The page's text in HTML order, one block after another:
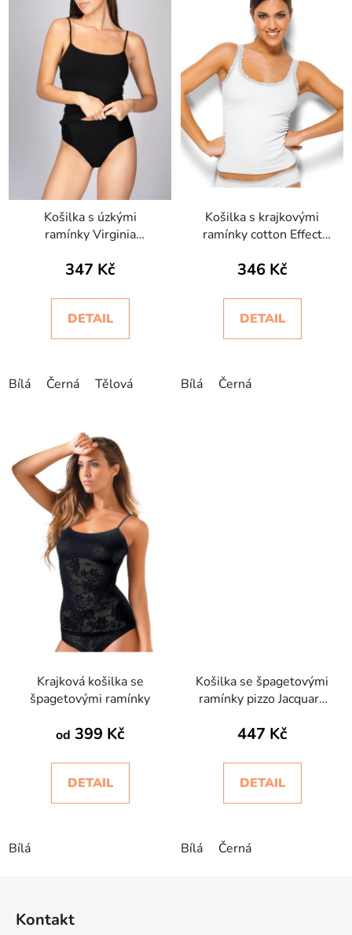
Košilka s úzkými
ramínky Virginia
347 Kč
DETAIL
Bílá Černá Tělová
Košilka s krajkovými
ramínky cotton Effect
346 Kč
DETAIL
Bílá Černá
Krajková košilka se
špagetovými ramínky
od 399 Kč
DETAIL
Bílá
Košilka se špagetovými
ramínky pizzo Jacquard
447 Kč
DETAIL
Bílá Černá
Kontakt